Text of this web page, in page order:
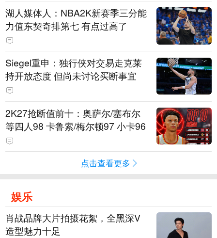
湖人媒体人：NBA2K新赛季三分能
力值东契奇排第七 有点过高了
Siegel重申：独行侠对交易走克莱
持开放态度 但尚未讨论买断事宜
2K27抢断值前十：奥萨尔/塞布尔
等四人98 卡鲁索/梅尔顿97 小卡96
点击查看更多
娱乐
肖战品牌大片拍摄花絮，全黑深V
造型魅力十足